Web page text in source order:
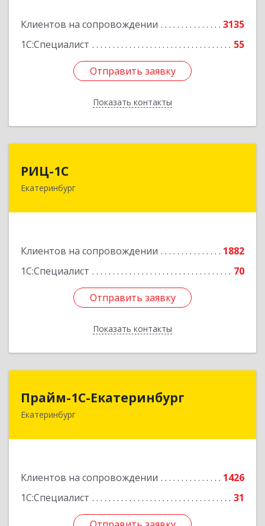
Клиентов на сопровождении
3135
1С:Специалист
55
Отправить заявку
Показать контакты
Отправить заявку
Назад
РИЦ-1С
Екатеринбург
Клиентов на сопровождении
1882
1С:Специалист
70
Отправить заявку
Показать контакты
620102, Свердловская обл, Екатеринбург г,
Отправить заявку
Назад
Прайм-1С-Екатеринбург
Екатеринбург
Клиентов на сопровождении
1426
1С:Специалист
31
Прайм-1С-Екатеринбург
620142, Свердловская обл, Екатеринбург г, 8